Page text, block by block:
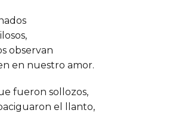
observan
en nuestro amor.
fueron sollozos,
el llanto,